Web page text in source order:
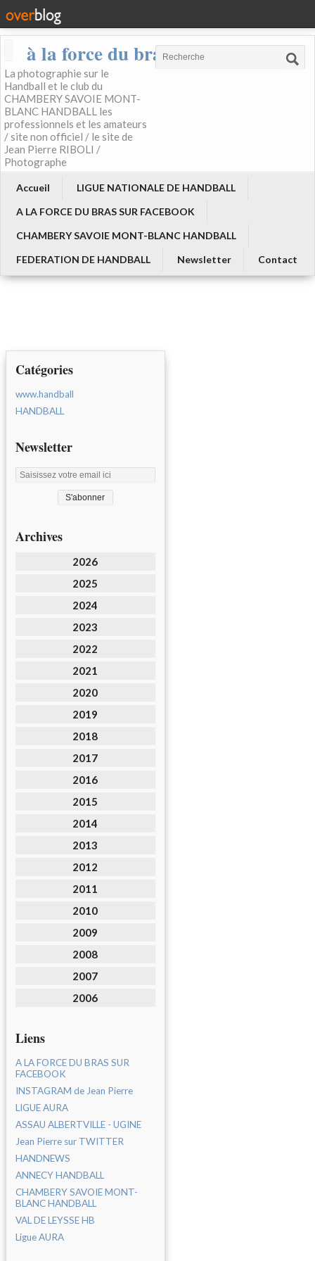
à la force du bras
La photographie sur le
Handball et le club du
CHAMBERY SAVOIE MONT-
BLANC HANDBALL les
professionnels et les amateurs
/ site non officiel / le site de
Jean Pierre RIBOLI /
Photographe
Accueil
LIGUE NATIONALE DE HANDBALL
A LA FORCE DU BRAS SUR FACEBOOK
CHAMBERY SAVOIE MONT-BLANC HANDBALL
FEDERATION DE HANDBALL
Newsletter Contact
Catégories
www.handball
HANDBALL
Newsletter
Archives
2026
2025
2024
2023
2022
2021
2020
2019
2018
2017
2016
2015
2014
2013
2012
2011
2010
2009
2008
2007
2006
Liens
A LA FORCE DU BRAS SUR
FACEBOOK
INSTAGRAM de Jean Pierre
LIGUE AURA
ASSAU ALBERTVILLE - UGINE
Jean Pierre sur TWITTER
HANDNEWS
ANNECY HANDBALL
CHAMBERY SAVOIE MONT-
BLANC HANDBALL
VAL DE LEYSSE HB
Ligue AURA